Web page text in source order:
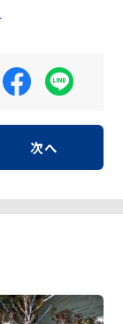
次へ